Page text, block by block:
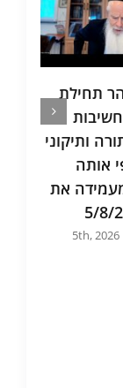
תחילת
חשיבות
ותיקוני
אותה
את